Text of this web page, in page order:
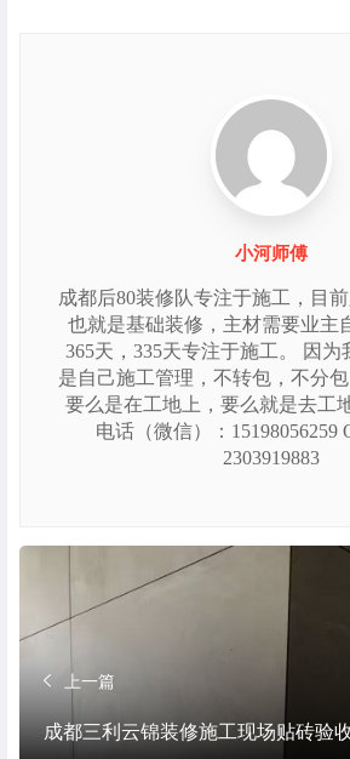
小河师傅
成都后80装修队专注于施工，目
也就是基础装修，主材需要业主
365天，335天专注于施工。 因为
是自己施工管理，不转包，不分
要么是在工地上，要么就是去工
电话（微信）：15198056259
2303919883
上一篇
成都三利云锦装修施工现场贴砖验